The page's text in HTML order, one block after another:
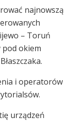
najnowszą
– Toruń
pod okiem
i operatorów
urządzeń